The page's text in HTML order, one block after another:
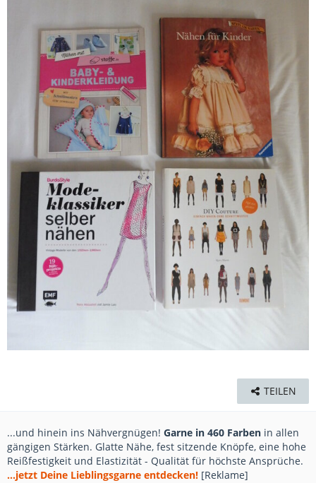
TEILEN
...und hinein ins Nähvergnügen! Garne in 460 Farben in allen
gängigen Stärken. Glatte Nähe, fest sitzende Knöpfe, eine hohe
Reißfestigkeit und Elastizität - Qualität für höchste Ansprüche.
...jetzt Deine Lieblingsgarne entdecken! [Reklame]